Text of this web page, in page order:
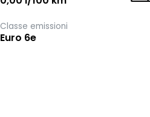
Classe emissioni
Euro 6e